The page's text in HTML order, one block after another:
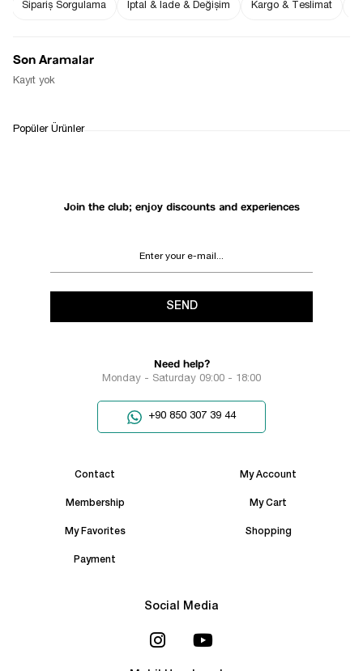
Notify me when
Notify Me When Available
RETURN AND EXCHANGE
Join the club; enjoy discounts and experiences
SEND
Need help?
Monday - Saturday 09:00 - 18:00
+90 850 307 39 44
Contact My Account
Membership My Cart
My Favorites Shopping
Payment
Social Media
Sipariş Sorgulama İptal & İade & Değişim Kargo & Teslimat
Son Aramalar
Kayıt yok
Popüler Ürünler